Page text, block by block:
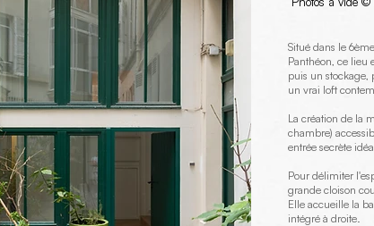
Situé dans le
Panthéon, ce lieu
puis un
un vrai loft
La création de la
chambre)
entrée secrète
Pour délimiter
grande cloison
Elle accueille la
intégré à droite.